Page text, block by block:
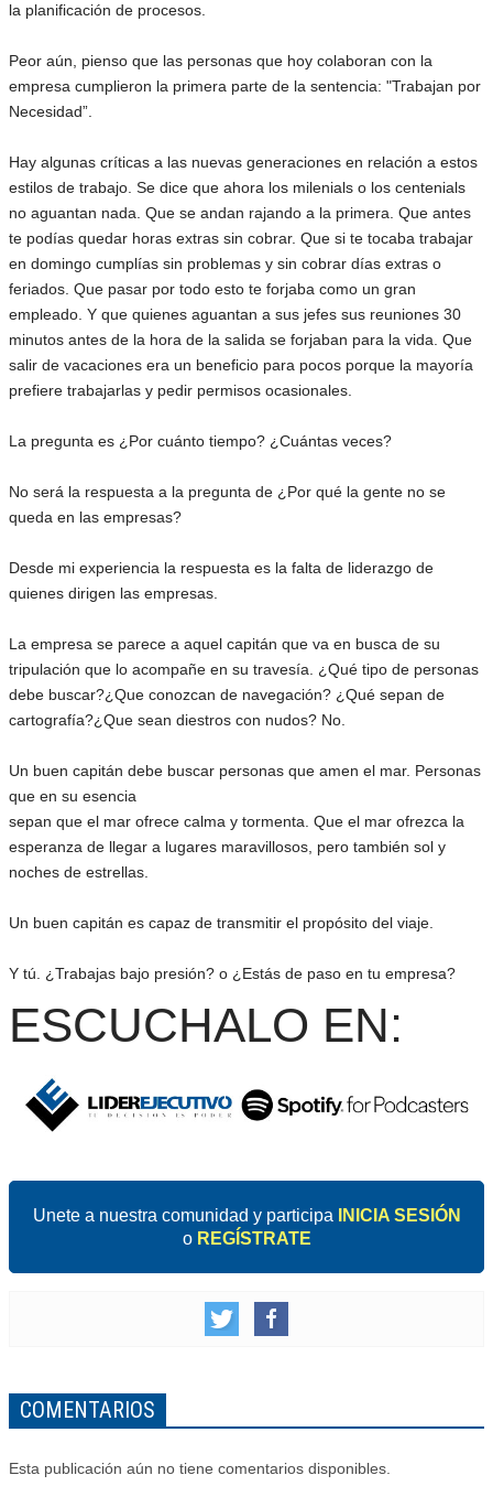
la planificación de procesos.
Peor aún, pienso que las personas que hoy colaboran con la
empresa cumplieron la primera parte de la sentencia: "Trabajan por
Necesidad”.
Hay algunas críticas a las nuevas generaciones en relación a estos
estilos de trabajo. Se dice que ahora los milenials o los centenials
no aguantan nada. Que se andan rajando a la primera. Que antes
te podías quedar horas extras sin cobrar. Que si te tocaba trabajar
en domingo cumplías sin problemas y sin cobrar días extras o
feriados. Que pasar por todo esto te forjaba como un gran
empleado. Y que quienes aguantan a sus jefes sus reuniones 30
minutos antes de la hora de la salida se forjaban para la vida. Que
salir de vacaciones era un beneficio para pocos porque la mayoría
prefiere trabajarlas y pedir permisos ocasionales.
La pregunta es ¿Por cuánto tiempo? ¿Cuántas veces?
No será la respuesta a la pregunta de ¿Por qué la gente no se
queda en las empresas?
Desde mi experiencia la respuesta es la falta de liderazgo de
quienes dirigen las empresas.
La empresa se parece a aquel capitán que va en busca de su
tripulación que lo acompañe en su travesía. ¿Qué tipo de personas
debe buscar?¿Que conozcan de navegación? ¿Qué sepan de
cartografía?¿Que sean diestros con nudos? No.
Un buen capitán debe buscar personas que amen el mar. Personas
que en su esencia
sepan que el mar ofrece calma y tormenta. Que el mar ofrezca la
esperanza de llegar a lugares maravillosos, pero también sol y
noches de estrellas.
Un buen capitán es capaz de transmitir el propósito del viaje.
Y tú. ¿Trabajas bajo presión? o ¿Estás de paso en tu empresa?
ESCUCHALO EN:
Unete a nuestra comunidad y participa
INICIA SESIÓN
o REGÍSTRATE
COMENTARIOS
Esta publicación aún no tiene comentarios disponibles.